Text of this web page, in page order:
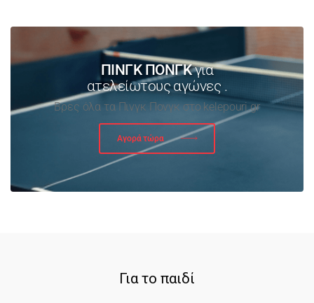
ΠΙΝΓΚ ΠΟΝΓΚγια
ατελείωτους αγώνες .
Βρες όλα τα Πινγκ Πονγκ στο kelepouri.gr
Αγορά τώρα
Για το παιδί